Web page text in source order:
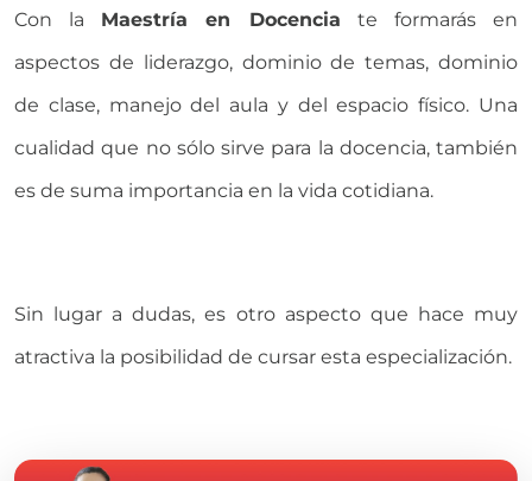
Con la Maestría en Docencia te formarás en
aspectos de liderazgo, dominio de temas, dominio
de clase, manejo del aula y del espacio físico. Una
cualidad que no sólo sirve para la docencia, también
es de suma importancia en la vida cotidiana.
Sin lugar a dudas, es otro aspecto que hace muy
atractiva la posibilidad de cursar esta especialización.